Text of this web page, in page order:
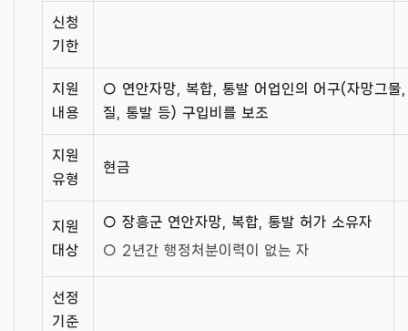
신청
기한
지원
내용
○ 연안자망, 복합, 통발 어업인의 어구(자망그물
질, 통발 등) 구입비를 보조
지원
유형
현금
지원
대상
○ 장흥군 연안자망, 복합, 통발 허가 소유자
○ 2년간 행정처분이력이 없는 자
선정
기준